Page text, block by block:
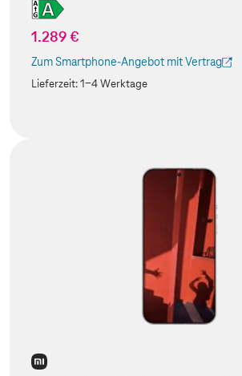
1.289 €
Zum Smartphone-Angebot mit Vertrag
(Der Link wird in einem neuen Tab geöffnet)
Lieferzeit:1-4 Werktage